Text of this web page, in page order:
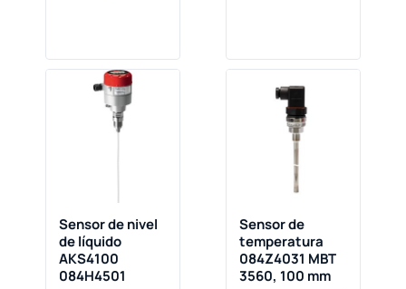
Sensor de nivel
de líquido
AKS4100
084H4501
Sensor de
temperatura
084Z4031 MBT
3560, 100 mm